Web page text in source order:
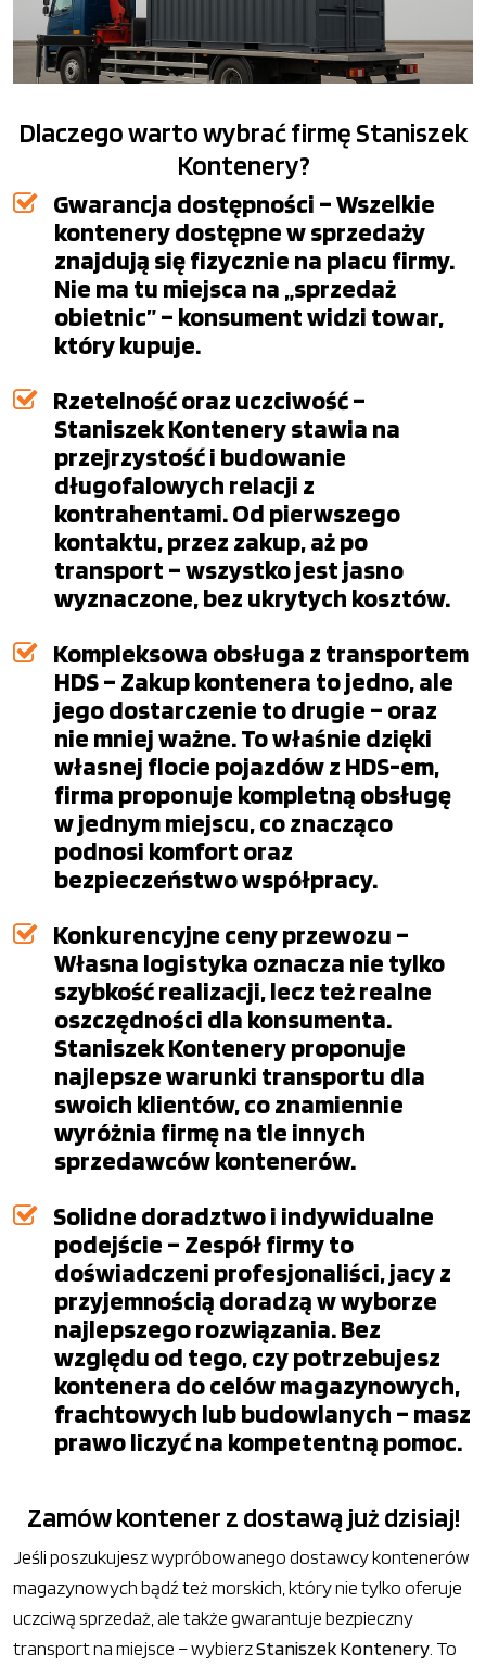
Dlaczego warto wybrać firmę Staniszek
Kontenery?
Gwarancja dostępności – Wszelkie
kontenery dostępne w sprzedaży
znajdują się fizycznie na placu firmy.
Nie ma tu miejsca na „sprzedaż
obietnic” – konsument widzi towar,
który kupuje.
Rzetelność oraz uczciwość –
Staniszek Kontenery stawia na
przejrzystość i budowanie
długofalowych relacji z
kontrahentami. Od pierwszego
kontaktu, przez zakup, aż po
transport – wszystko jest jasno
wyznaczone, bez ukrytych kosztów.
Kompleksowa obsługa z transportem
HDS – Zakup kontenera to jedno, ale
jego dostarczenie to drugie – oraz
nie mniej ważne. To właśnie dzięki
własnej flocie pojazdów z HDS-em,
firma proponuje kompletną obsługę
w jednym miejscu, co znacząco
podnosi komfort oraz
bezpieczeństwo współpracy.
Konkurencyjne ceny przewozu –
Własna logistyka oznacza nie tylko
szybkość realizacji, lecz też realne
oszczędności dla konsumenta.
Staniszek Kontenery proponuje
najlepsze warunki transportu dla
swoich klientów, co znamiennie
wyróżnia firmę na tle innych
sprzedawców kontenerów.
Solidne doradztwo i indywidualne
podejście – Zespół firmy to
doświadczeni profesjonaliści, jacy z
przyjemnością doradzą w wyborze
najlepszego rozwiązania. Bez
względu od tego, czy potrzebujesz
kontenera do celów magazynowych,
frachtowych lub budowlanych – masz
prawo liczyć na kompetentną pomoc.
Zamów kontener z dostawą już dzisiaj!
Jeśli poszukujesz wypróbowanego dostawcy kontenerów
magazynowych bądź też morskich, który nie tylko oferuje
uczciwą sprzedaż, ale także gwarantuje bezpieczny
transport na miejsce – wybierzStaniszek Kontenery. To